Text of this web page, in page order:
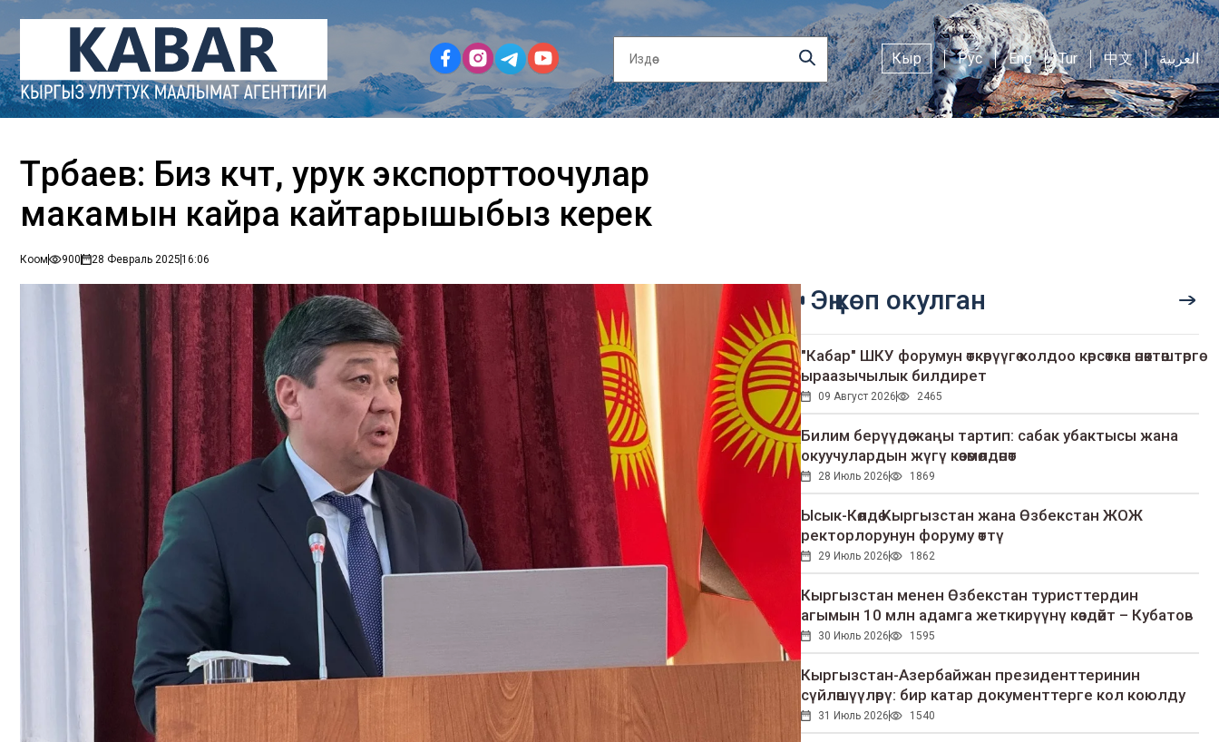
Кыр Рус Eng Tur 中文 العربية
Төрөбаев: Биз көчөт, урук экспорттоочулар
макамын кайра кайтарышыбыз керек
Коом 900 28 Февраль 202516:06
Эң көп окулган
"Кабар" ШКУ форумун өткөрүүгө колдоо көрсөткөн өнөктөштөргө
ыраазычылык билдирет
09 Август 2026 2465
Билим берүүдө жаңы тартип: сабак убактысы жана
окуучулардын жүгү көзөмөлдөнөт
28 Июль 2026 1869
Ысык-Көлдө Кыргызстан жана Өзбекстан ЖОЖ
ректорлорунун форуму өттү
29 Июль 2026 1862
Кыргызстан менен Өзбекстан туристтердин
агымын 10 млн адамга жеткирүүнү көздөйт – Кубатов
30 Июль 2026 1595
Кыргызстан-Азербайжан президенттеринин
сүйлөшүүлөрү: бир катар документтерге кол коюлду
31 Июль 2026 1540